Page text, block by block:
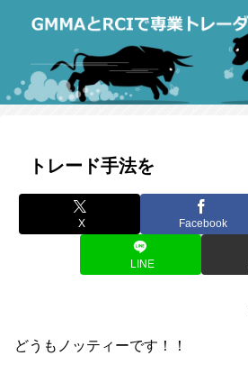
トレード手法を
X Facebook
LINE
どうもノッティーです！！